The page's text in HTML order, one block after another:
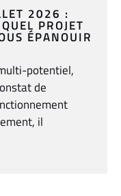
2026 :
PROJET
ÉPANOUIR
potentiel,
de
il